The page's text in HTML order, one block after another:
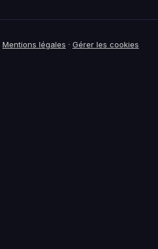
Mentions légales · Gérer les cookies